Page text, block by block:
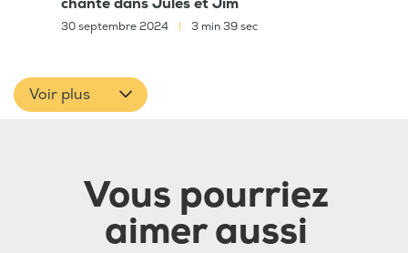
chanté dans Jules et Jim
30 septembre 2024 3 min 39 sec
Voir plus
Vous pourriez
aimer aussi